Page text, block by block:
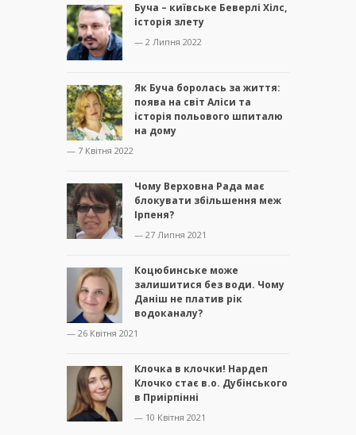
Буча – київське Беверлі Хілс,
історія злету
— 2 Липня 2022
Як Буча боролась за життя:
поява на світ Аліси та
історія польового шпиталю
на дому
— 7 Квітня 2022
Чому Верховна Рада має
блокувати збільшення меж
Ірпеня?
— 27 Липня 2021
Коцюбинське може
залишитися без води. Чому
Даніш не платив рік
водоканалу?
— 26 Квітня 2021
Клочка в клочки! Нардеп
Клочко стає в.о. Дубінського
в Приірпінні
— 10 Квітня 2021